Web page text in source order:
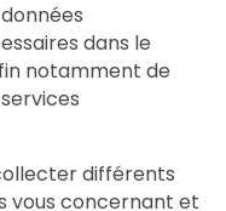
dans le
notamment de
différents
vous concernant et